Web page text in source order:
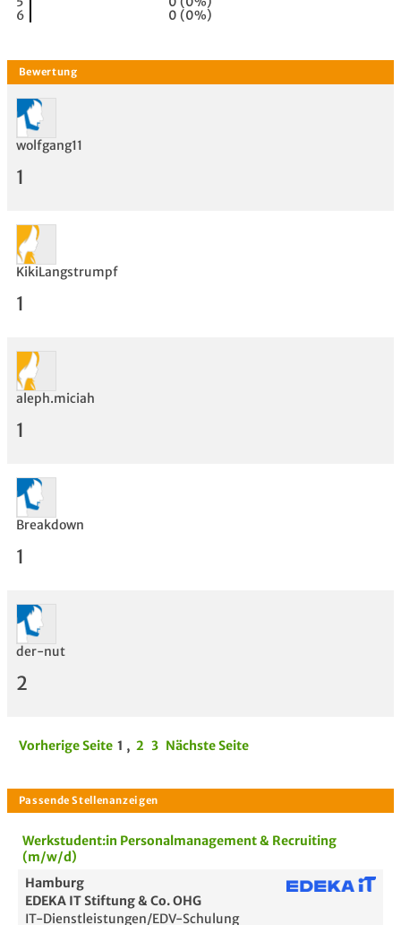
6
0 (0%)
wolfgang11
1
KikiLangstrumpf
1
aleph.miciah
1
Breakdown
1
der-nut
2
Vorherige Seite 1 , 2 3 Nächste Seite
Werkstudent:in Personalmanagement & Recruiting
(m/w/d)
Hamburg
EDEKA IT Stiftung & Co. OHG
IT-Dienstleistungen/EDV-Schulung